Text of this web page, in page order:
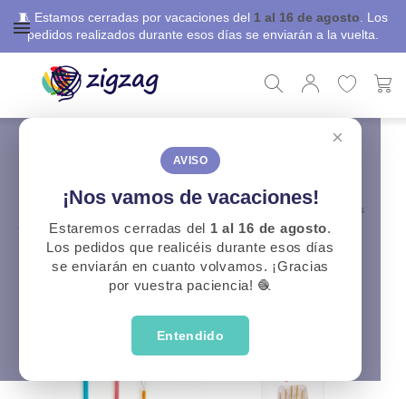
🧵 Estamos cerradas por vacaciones del 1 al 16 de agosto . Los
pedidos realizados durante esos días se enviarán a la vuelta.
×
AVISO
¡Nos vamos de vacaciones!
Estaremos cerradas del 1 al 16 de agosto.
Los pedidos que realicéis durante esos días
se enviarán en cuanto volvamos. ¡Gracias
por vuestra paciencia! 🧶
Entendido
Venta de agujas para tejer lana
Dentro de ZigZag contamos con una extensa variedad de
productos, que permiten confeccionar cada una de tus prendas
con el máximo grado de detalle y profesionalidad.
CATEGORÍAS